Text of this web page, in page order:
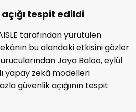
tespit edildi
tarafından yürütülen
bu alandaki etkisini gözler
Jaya Baloo, eylül
yapay zekâ modelleri
güvenlik açığının tespit